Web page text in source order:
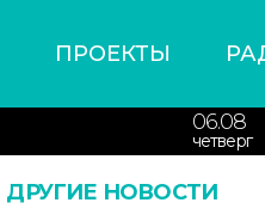
ПРОЕКТЫ
06.08
четверг
ДРУГИЕ НОВОСТИ